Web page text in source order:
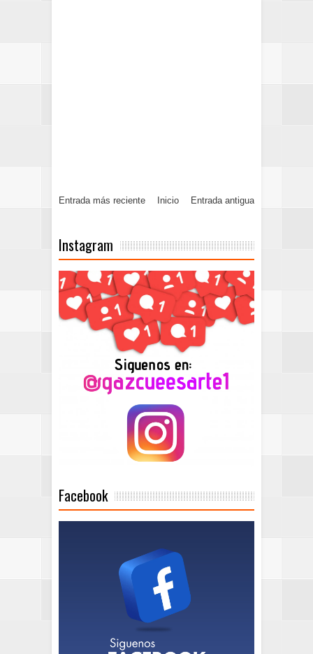
Entrada más reciente Entrada antigua
Inicio
Instagram
Facebook